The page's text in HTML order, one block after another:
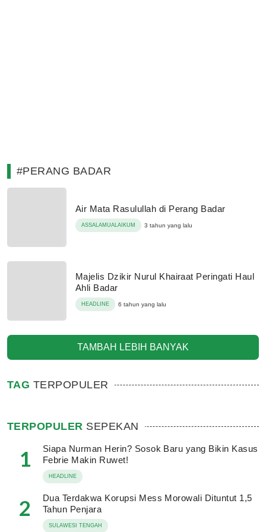
#PERANG BADAR
Air Mata Rasulullah di Perang Badar
ASSALAMUALAIKUM 3 tahun yang lalu
Majelis Dzikir Nurul Khairaat Peringati Haul
Ahli Badar
HEADLINE 6 tahun yang lalu
TAMBAH LEBIH BANYAK
TAG TERPOPULER
TERPOPULER SEPEKAN
1
Siapa Nurman Herin? Sosok Baru yang Bikin Kasus
Febrie Makin Ruwet!
HEADLINE
2
Dua Terdakwa Korupsi Mess Morowali Dituntut 1,5
Tahun Penjara
SULAWESI TENGAH